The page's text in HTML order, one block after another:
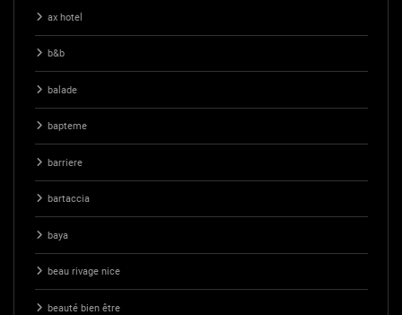
ax hotel
b&b
balade
bapteme
barriere
bartaccia
baya
beau rivage nice
beauté bien être